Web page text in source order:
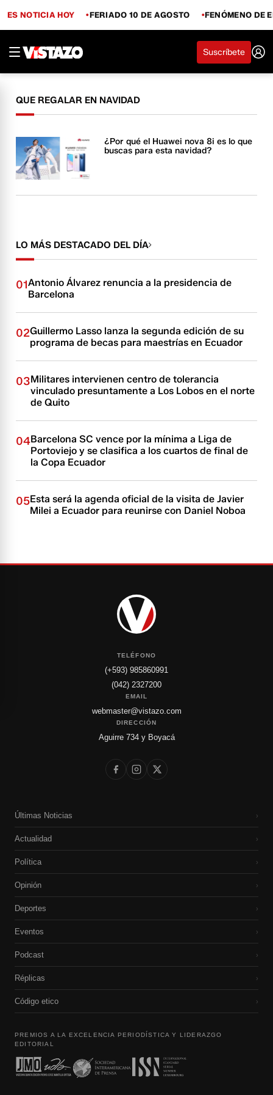
ES NOTICIA HOY FERIADO 10 DE AGOSTO FENÓMENO DE
Suscríbete
QUE REGALAR EN NAVIDAD
¿Por qué el Huawei nova 8i es lo que
buscas para esta navidad?
LO MÁS DESTACADO DEL DÍA
01Antonio Álvarez renuncia a la presidencia de
Barcelona
02Guillermo Lasso lanza la segunda edición de su
programa de becas para maestrías en Ecuador
03Militares intervienen centro de tolerancia
vinculado presuntamente a Los Lobos en el norte
de Quito
04Barcelona SC vence por la mínima a Liga de
Portoviejo y se clasifica a los cuartos de final de
la Copa Ecuador
05Esta será la agenda oficial de la visita de Javier
Milei a Ecuador para reunirse con Daniel Noboa
TELÉFONO
(+593) 985860991
(042) 2327200
EMAIL
webmaster@vistazo.com
DIRECCIÓN
Aguirre 734 y Boyacá
Últimas Noticias ›
Actualidad ›
Política ›
Opinión ›
Deportes ›
Eventos ›
Podcast ›
Réplicas ›
Código etico ›
PREMIOS A LA EXCELENCIA PERIODÍSTICA Y LIDERAZGO
EDITORIAL